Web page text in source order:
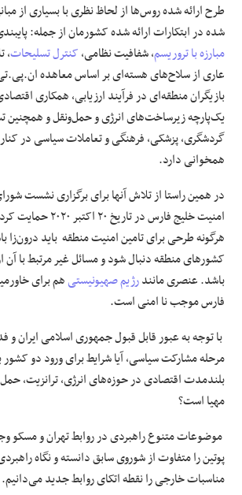
طرح ارائه شده روس‌ها از لحاظ نظری با بسیاری از
شده در ابتکارات ارائه شده کشورمان از جمله:
مبارزه با تروریسم، شفافیت نظامی،کنترل تسلیحات،
عاری از سلاح‌های هسته‌ای بر اساس معاهده
بازیگران منطقه‌ای در فرآیند ارزیابی، همکاری
یک‌پارچه زیرساخت‌های انرژی و حمل‌ونقل و همچنین
گردشگری، پزشکی، فرهنگی و تعاملات سیاسی در
همخوانی دارد.
در همین راستا از تلاش آنها برای برگزاری نشست
امنیت خلیج فارس در
هرگونه طرحی برای تامین امنیت منطقه باید درون‌زا
کشورهای منطقه دنبال شود و مسائل غیر مرتبط با آن
باشد. عنصری مانندرژیم صهیونیستیهم برای
فارس موجب نا امنی است.
با توجه به عبور قابل قبول جمهوری اسلامی ایران و
مرحله مشارکت سیاسی، آیا شرایط برای ورود دو
بلندمدت اقتصادی در حوزه‌های انرژی، ترانزیت،
مهیا است؟
موضوعات متنوع راهبردی در روابط تهران و مسکو
پوتین را متفاوت از شوروی سابق دانسته و نگاه
مناسبات خارجی را نقطه اتکای روابط جدید